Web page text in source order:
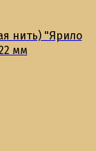
нить) "Ярило
мм